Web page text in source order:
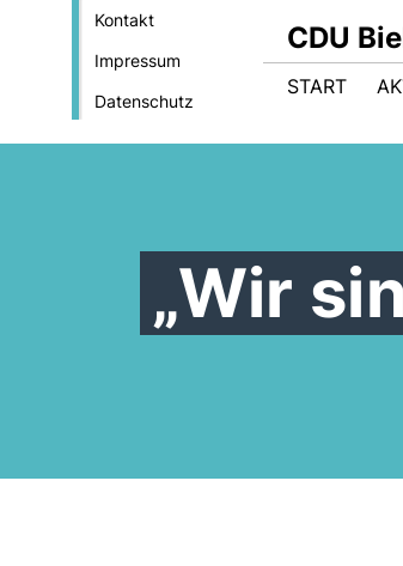
Kontakt
Impressum
Datenschutz
CDU
START
Wir